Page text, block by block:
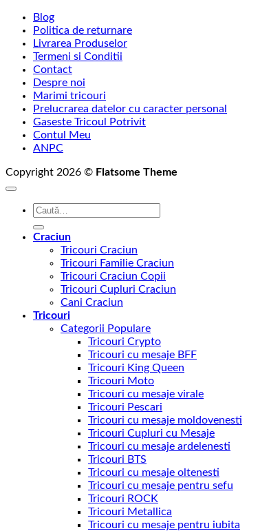
Blog
Politica de returnare
Livrarea Produselor
Termeni si Conditii
Contact
Despre noi
Marimi tricouri
Prelucrarea datelor cu caracter personal
Gaseste Tricoul Potrivit
Contul Meu
ANPC
Copyright 2026 © Flatsome Theme
Caută
Craciun
Tricouri Craciun
Tricouri Familie Craciun
Tricouri Craciun Copii
Tricouri Cupluri Craciun
Cani Craciun
Tricouri
Categorii Populare
Tricouri Crypto
Tricouri cu mesaje BFF
Tricouri King Queen
Tricouri Moto
Tricouri cu mesaje virale
Tricouri Pescari
Tricouri cu mesaje moldovenesti
Tricouri Cupluri cu Mesaje
Tricouri cu mesaje ardelenesti
Tricouri BTS
Tricouri cu mesaje oltenesti
Tricouri cu mesaje pentru sefu
Tricouri ROCK
Tricouri Metallica
Tricouri cu mesaje pentru iubita